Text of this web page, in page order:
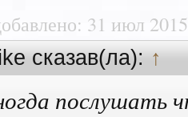
31 июл
сказав(ла):↑
послушать